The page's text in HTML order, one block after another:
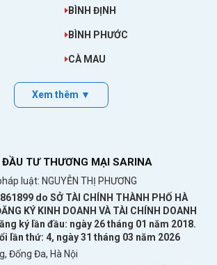
BÌNH ĐỊNH
BÌNH PHƯỚC
CÀ MAU
Xem thêm ▼
TƯ THƯƠNG MẠI SARINA
luật: NGUYỄN THỊ PHƯƠNG
do SỞ TÀI CHÍNH THÀNH PHỐ HÀ
KÝ KINH DOANH VÀ TÀI CHÍNH DOANH
ký lần đầu: ngày 26 tháng 01 năm 2018.
lần thứ: 4, ngày 31 tháng 03 năm 2026
Đống Đa, Hà Nội